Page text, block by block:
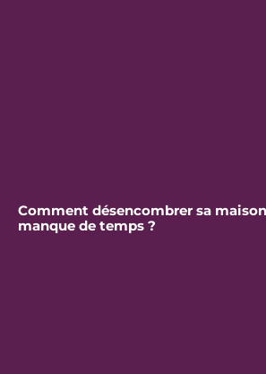
Comment désencombrer sa
manque de temps ?